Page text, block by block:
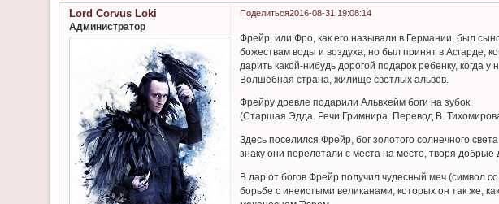
Поделиться2016-08-31 19:08:14
Lord Corvus Loki
Администратор
Фрейр, или Фро, как его называли в Германии, был
божествам воды и воздуха, но был принят в Асгарде,
дарить какой-нибудь дорогой подарок ребенку,
Волшебная страна, жилище светлых альвов.
Фрейру древле подарили Альвхейм боги на зубок.
(Старшая Эдда. Речи Гримнира. Перевод В.
Здесь поселился Фрейр, бог золотого солнечного
знаку они перелетали с места на место, творя
В дар от богов Фрейр получил чудесный меч (символ
борьбе с инеистыми великанами, которых он так же,